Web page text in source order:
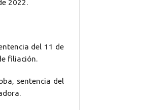
2022.
del 11 de
filiación.
sentencia del